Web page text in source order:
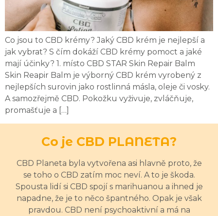
Co jsou to CBD krémy? Jaký CBD krém je nejlepší a
jak vybrat? S čím dokáží CBD krémy pomoct a jaké
mají účinky? 1. místo CBD STAR Skin Repair Balm
Skin Reapir Balm je výborný CBD krém vyrobený z
nejlepších surovin jako rostlinná másla, oleje či vosky.
A samozřejmě CBD. Pokožku vyživuje, zvláčňuje,
promašťuje a […]
Co je CBD PLANETA?
CBD Planeta byla vytvořena asi hlavně proto, že
se toho o CBD zatím moc neví. A to je škoda.
Spousta lidí si CBD spojí s marihuanou a ihned je
napadne, že je to něco špantného. Opak je však
pravdou. CBD není psychoaktivní a má na